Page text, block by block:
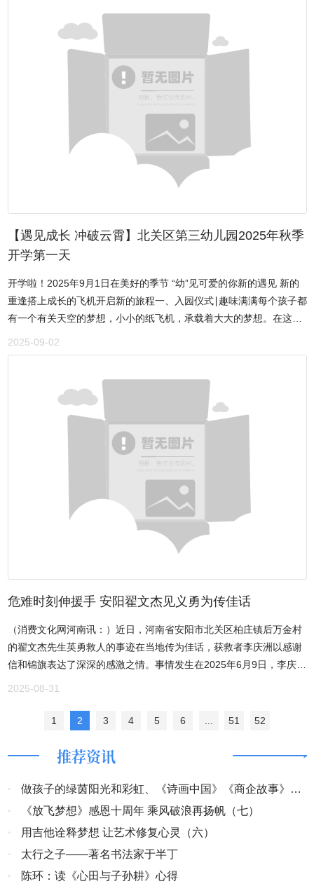
推荐资讯
·
做孩子的绿茵阳光和彩虹、《诗画中国》《商企故事》开
机
·
《放飞梦想》感恩十周年 乘风破浪再扬帆（七）
·
用吉他诠释梦想 让艺术修复心灵（六）
·
太行之子——著名书法家于半丁
·
陈环：读《心田与子孙耕》心得
凡年代勇气与坚韧的象征，是其作品的文图腾。北京市石景山区作家
协会副秘书长、著名作家、评论家 张本奎中国散文学会副秘书长 王
晋军中国散文学会副秘书长王晋军表示，作为李金明的战友，见证了
他在青纱帐文学领域的丰硕成果，其作品《散落在1945年秋天的法
币》影响广泛。他认为此次研讨会意义重大，建议编纂类似《青纱帐
抗日文学选粹》等文集以惠及更多的读者。尚未主持研讨会李金明致
答谢辞，对各位领导、专家与至爱亲朋的到来表示诚挚感谢！坦言冀
中大地人杰地灵，回到家乡召开研讨会既忐忑又荣幸。他分享了自己
的家族与家乡渊源，介绍了父亲作为游击队长的抗战经历，以及自己
四十余年的创作坚守。他表示将认真理解各位专家的建议，未来将尽
绵薄之力回馈家乡，争取把笔握得更紧，写出更多更好的作品，更有
地文学交流合作迈入制度化、常态化、深层次的新阶段。签约现场随
后，举行了赠送书法活动，海军原副政委、中将王登平，陆军少将马
誉炜，著名书画家黄海、徐勇凌、郭成军、郭二楞、刘红敏，康朝
义，著名作家、评论家、书法家张本奎、蠡县书法家程立新等名家委
托现场嘉宾，向李金明赠送了书画作品，为研讨会增添了浓厚的艺术
沉浸式参观了梁斌、黄胄纪念馆和梁斌、黄胄故居，深切感悟梁斌先
全体与会人员参观梁斌黄胄纪念馆本次研讨会总结出了李金明青纱帐
文学的若干鲜明特点：其一，将地域景观与历史记忆深度绑定，成为
连接过去与当下的精神纽带；其二，融合纪实与文学表达，以真实历
史为基础，通过细腻的人物刻画与细节描写，让抗战精神变得可感可
触。其三，聚焦人性本质，突破传统抗战文学的英雄叙事模式，展现
既回望抗战岁月铭记历史，又为当下提供精神滋养，呼应了新时代传
承红色基因的需求。李金明出版的部分作品（文：冼巧凤 图：刘东
兴 刘秋汐 汪心怡 郭爱会 欢立敏 连勇旺）
我们知道，你们肩负着两所学校的期望，在陌生的环境里适应、成
长、拼搏。每一份努力，我们都看在眼里，记在心上。你们不仅是联
合培养的优秀学子，更是我们与河南护理职业学院之间最坚实的桥
梁、最生动的使者。佳节将至，希望你们暂放学业繁重，去感受节日
的温暖——尝一块月饼，品一份团圆；看一场升旗，燃一腔热血。也
请记得，无论天涯海角，殷都区人民医院联合培养学校永远是你们温
暖的后盾和家人。祝大家双节快乐，学业进步，未来可期！爱你们的
安阳市殷都区人民医院联合培养学校全体领导及教职工
意，汉字书法艺术家高玉海先生精心创作了两幅五彩书艺作品。第一
幅作品以抗日英雄左权将军的诗词《水调歌头》为内容，第二幅作品
则摘录了习近平主席相关讲话内容，并融入两位前贤名句及吉祥短
句，展现对历史的铭记与对和平的期许。 高玉海是中国当代著名
的汉字书法艺术家，五彩书艺汉字书法艺术体系创始人，从事书法篆
献，打破了传统书法在色彩和表现形式上的局限。 此次阅兵按照
阅兵式、分列式两个步骤进行，时长约70分钟，共编设45个方(梯)
队。届时，中央广播电视总台将进行现场直播，新华网进行图文直
播。 高玉海先生希望通过这两幅作品，致敬所有勇担道义、不忘
彩。(记者 林泉孜)
【遇见成长 冲破云霄】北关区第三幼儿园2025年秋季
开学第一天
开学啦！2025年9月1日在美好的季节 “幼”见可爱的你新的遇见 新的
重逢搭上成长的飞机开启新的旅程一、入园仪式∣趣味满满每个孩子都
有一个有关天空的梦想，小小的纸飞机，承载着大大的梦想。在这个
美好的初秋时节，三幼萌宝们带着收获、带着梦想，开启新学期的第
一天，北关区第三幼儿园特举行以“遇见成长 冲破云霄”为主题的2025
娃们如约而至。手持“升班机票”，小朋友们走过“安检口”“登机口”~
将“专属小飞机”贴到签到墙上，从家庭站通往幼儿园站，期待旅途愉
快~一声声温暖的问候，一张张可爱的笑脸，让安静已久的幼儿园，
恢复了往日的生机，充满了希望。二、开学典礼∣主题升旗开学第一
天，从热爱祖国开始，让升旗仪式成为新学期第一颗闪亮的记忆锚
阳光中启航升旗仪式在张昳老师的主持下正式开始，由各班教师代表
组成护旗队庄严升旗。鲜艳的五星红旗下，小小的身影，大大的热
爱。稚嫩的目光追随着缓缓升起的国旗，用嘹亮的歌声，唱响对祖国
的热爱。2.园长致辞园长范艳君为小朋友们送上最美好的新学期祝
扬。一句句温馨的话语，承载着关爱与嘱托，愿宝贝们在新学期里健
康、快乐、茁壮成长！同时，范园长对全体教师殷切叮嘱，希望老师
让他们在爱与尊重中度过有意义的幸福童年。3.幼儿代表发言幼儿代
表孙沐宸小朋友进行国旗下演讲。童声童语中包含着对成长的喜悦和
升班的期待，欢迎小班的弟弟妹妹们加入北关三幼大家庭。4.按时长
大 升班快乐从初秋到盛夏，从稚嫩憧憬到睿智勇敢，每一次升班，意
动人心的交接班牌环节，从哥哥姐姐和园长妈妈手中接过班牌。这一
着自信、热爱和不断探索的心，就此开启新的成长。三、班级迎新∣花
口寓意“旺旺”的甜甜牛奶～是健康的味道，也是祝福的味道。画一
张“我长大了”的自画像--圆圆的脑袋、亮亮的眼睛，还有笑得弯弯的嘴
巴。每一笔，都是成长的印记~我们悄悄长大，像小树发芽，像星星
与成长老师们根据幼儿年龄特点，精心准备了丰富的“开学第一课”，
通过语言交流、故事讲述等方式，引导孩子们分享假期趣事、成长收
2025-09-02
危难时刻伸援手 安阳翟文杰见义勇为传佳话​
（消费文化网河南讯：）近日，河南省安阳市北关区柏庄镇后万金村
的翟文杰先生英勇救人的事迹在当地传为佳话，获救者李庆洲以感谢
信和锦旗表达了深深的感激之情。事情发生在2025年6月9日，李庆洲
判断和果断的行动，成功将李庆洲被压的手安全救出。随后，翟文杰
洲送上120救护车，为救治赢得了宝贵的时间。翟文杰的勇敢和敏捷
私的善意与力量。为了表达这份永生难忘的救命之恩，时隔两个多
月，8月30日，身体逐渐康复的李庆洲带着一封情真意切的感谢信和
家中。“如果不是翟先生当时挺身而出，我的手可能就保不住了，甚至
可能有生命危险。这份恩情，我一辈子都忘不了！” 李庆洲握着翟文
杰的手，激动得几度哽咽。翟文杰则谦逊地表示：“遇到这种情况，任
2025-08-31
1 2 3 4 5 6 ... 51 52